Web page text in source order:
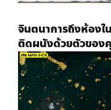
จินตนาการถึงห้อง
ติดผนังด้วยตัวขอ